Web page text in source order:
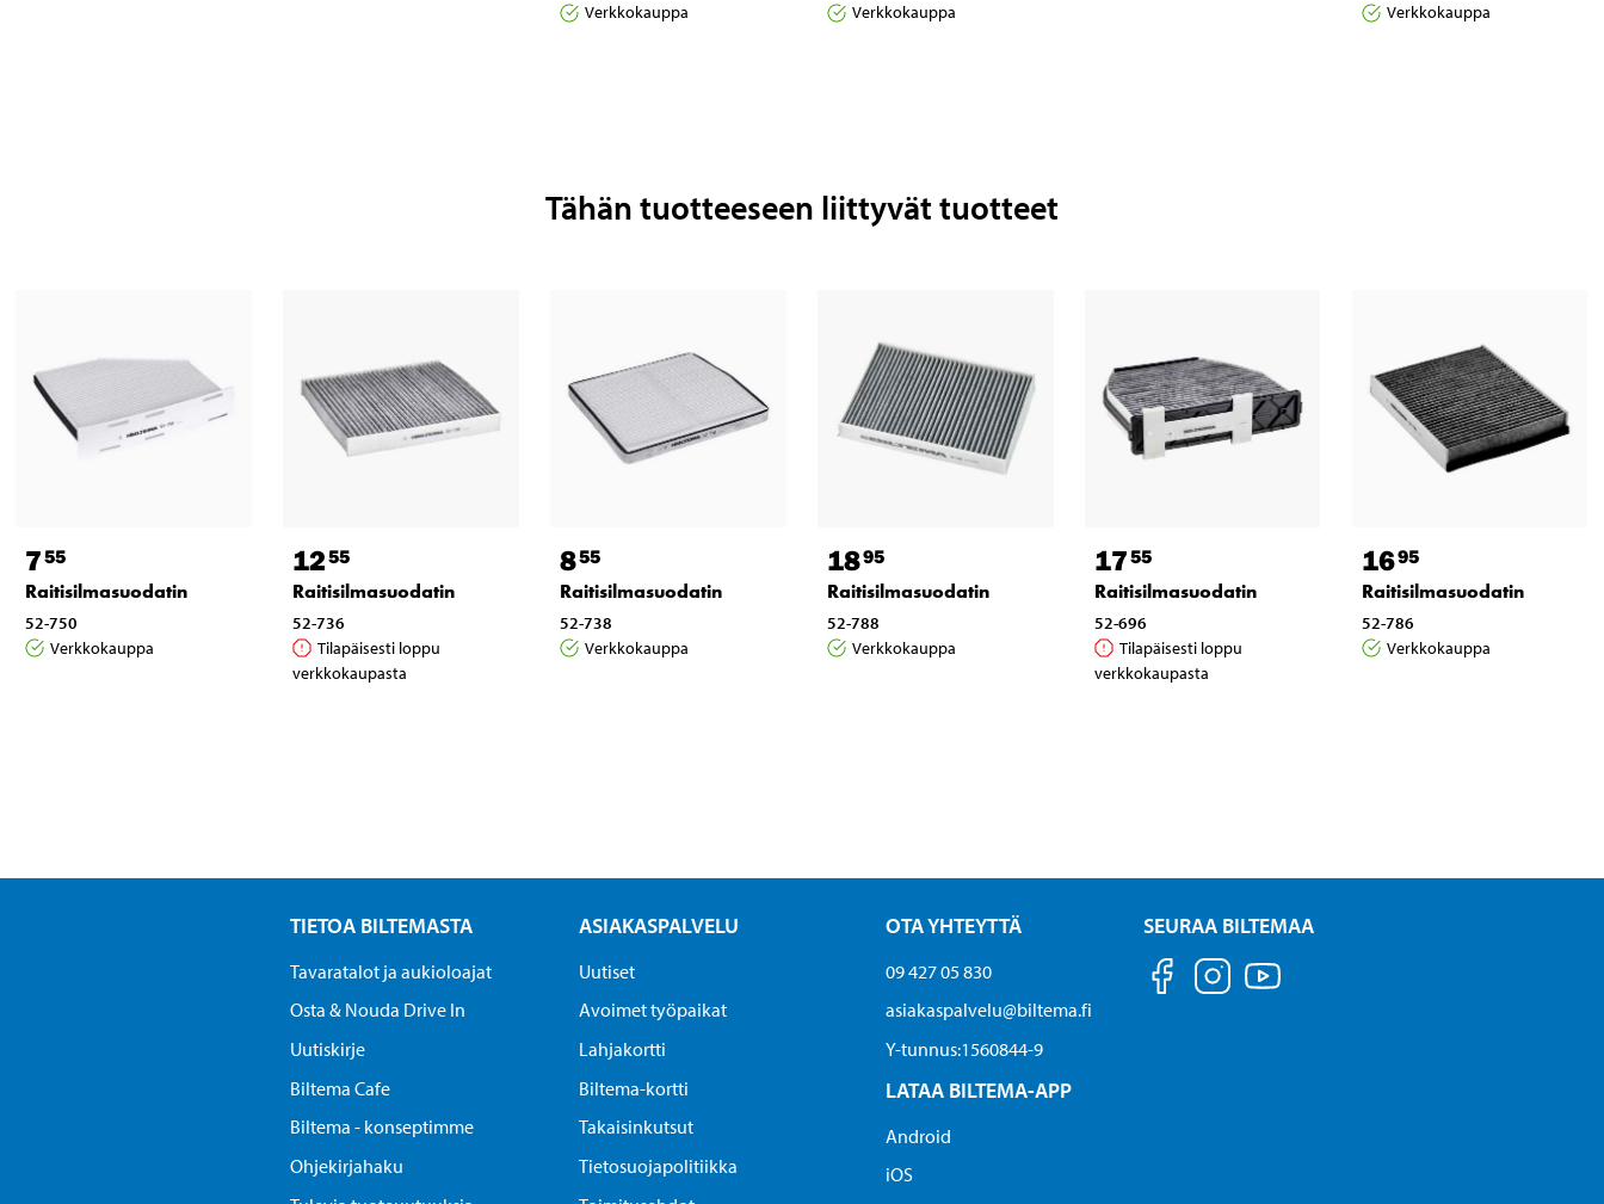
Verkkokauppa
Verkkokauppa
Verkkokauppa
Tähän tuotteeseen liittyvät tuotteet
755
Raitisilmasuodatin
52-750
Verkkokauppa
1255
Raitisilmasuodatin
52-736
Tilapäisesti loppu
verkkokaupasta
855
Raitisilmasuodatin
52-738
Verkkokauppa
1895
Raitisilmasuodatin
52-788
Verkkokauppa
1755
Raitisilmasuodatin
52-696
Tilapäisesti loppu
verkkokaupasta
1695
Raitisilmasuodatin
52-786
Verkkokauppa
TIETOA BILTEMASTA
Tavaratalot ja aukioloajat
Osta & Nouda Drive In
Uutiskirje
Biltema Cafe
Biltema - konseptimme
Ohjekirjahaku
ASIAKASPALVELU
Uutiset
Avoimet työpaikat
Lahjakortti
Biltema-kortti
Takaisinkutsut
Tietosuojapolitiikka
OTA YHTEYTTÄ
09 427 05 830
asiakaspalvelu@biltema.fi
Y-tunnus:1560844-9
LATAA BILTEMA-APP
Android
iOS
SEURAA BILTEMAA